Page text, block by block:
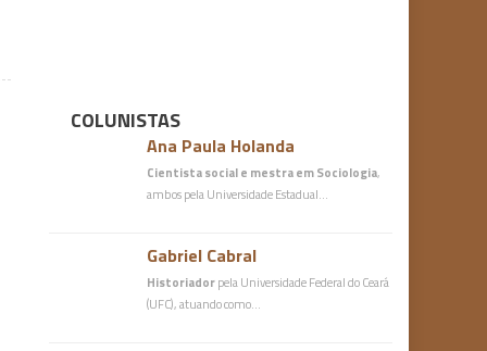
COLUNISTAS
Ana Paula Holanda
Cientista social e mestra em Sociologia,
ambos pela Universidade Estadual…
Gabriel Cabral
Historiadorpela Universidade Federal do Ceará
(UFC), atuando como…